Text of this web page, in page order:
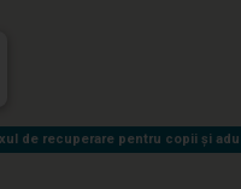
de recuperare pentru copii și
de recuperare pentru copii și